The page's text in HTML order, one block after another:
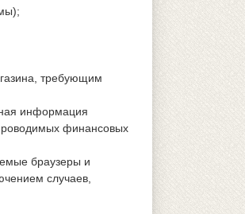
требующим
информация
финансовых
браузеры и
случаев,